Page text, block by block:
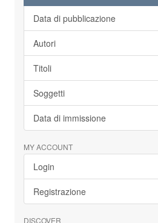
Data di pubblicazione
Autori
Titoli
Soggetti
Data di immissione
MY ACCOUNT
Login
Registrazione
DISCOVER